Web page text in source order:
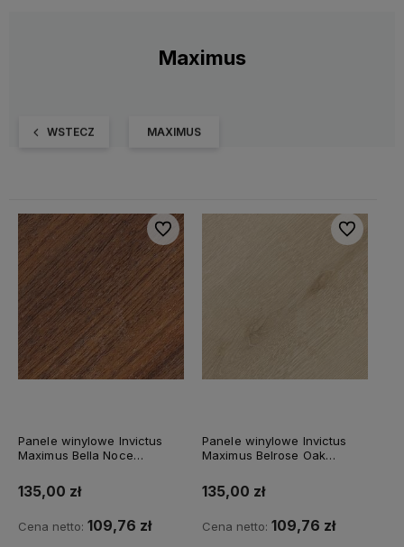
Maximus
WSTECZ MAXIMUS
Panele winylowe Invictus
Maximus Bella Noce
Walnut
135,00 zł
Cena netto: 109,76 zł
Do ulubionych
Panele winylowe Invictus
Maximus Belrose Oak
Truffle
135,00 zł
Cena netto: 109,76 zł
Do